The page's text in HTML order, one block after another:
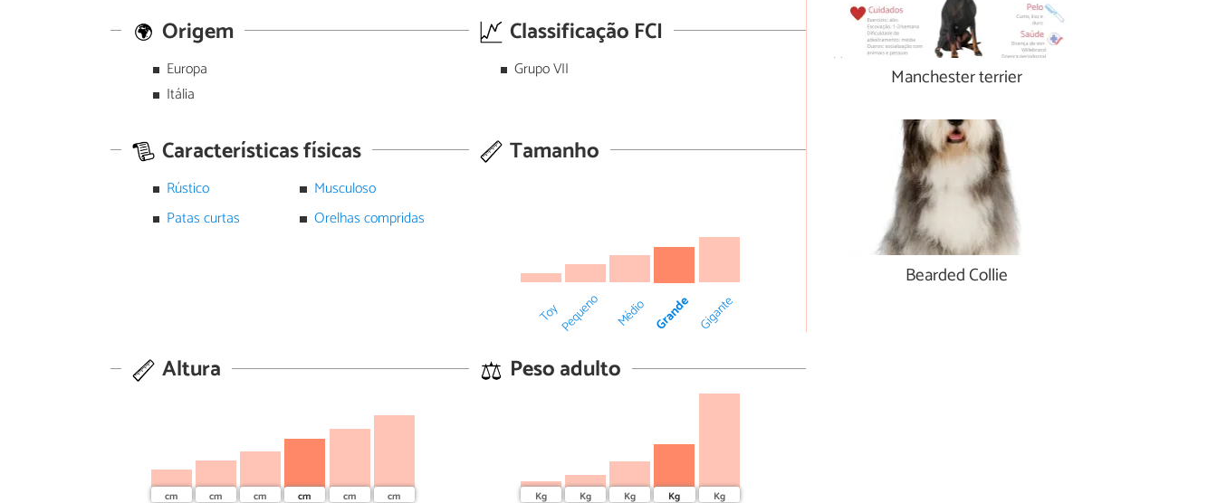
Origem
Europa
Itália
Classificação FCI
Grupo VII
Características físicas
Rústico
Musculoso
Patas curtas
Orelhas compridas
Tamanho
ToyPequeno Médio Grande Gigante
Altura Peso adulto
Manchester terrier
Bearded Collie